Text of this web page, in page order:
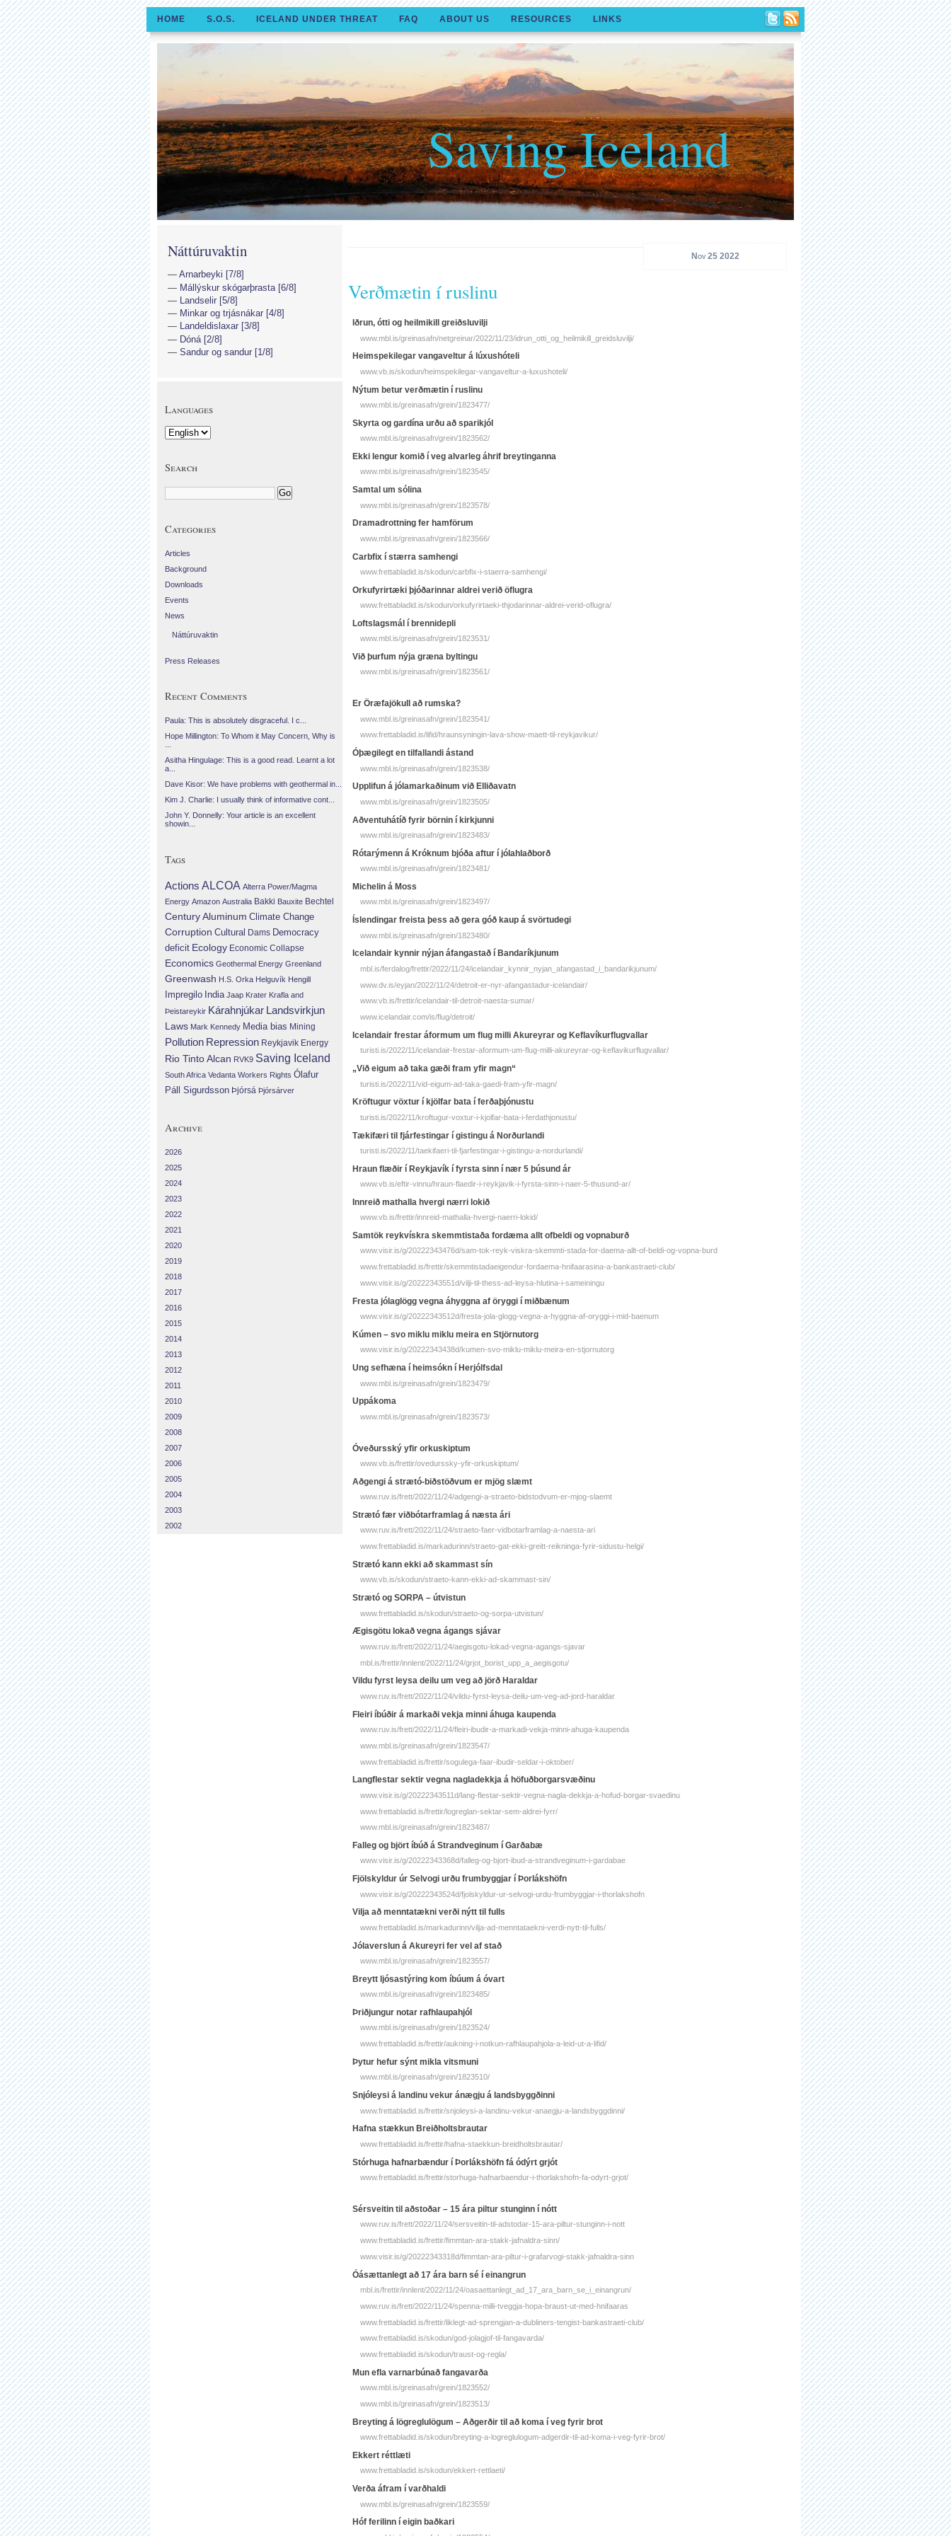
HOME S.O.S. ICELAND UNDER THREAT FAQ ABOUT US RESOURCES LINKS
Saving Iceland
Nov 25 2022
Verðmætin í ruslinu
Iðrun, ótti og heil­mik­ill greiðslu­vilji
www.mbl.is/greinasafn/netgreinar/2022/11/23/idrun_otti_og_heilmikill_greidsluvilji/
Heimspekilegar vangaveltur á lúxushóteli
www.vb.is/skodun/heimspekilegar-vangaveltur-a-luxushoteli/
Nýtum betur verðmætin í ruslinu
www.mbl.is/greinasafn/grein/1823477/
Skyrta og gardína urðu að sparikjól
www.mbl.is/greinasafn/grein/1823562/
Ekki lengur komið í veg alvarleg áhrif breytinganna
www.mbl.is/greinasafn/grein/1823545/
Samtal um sólina
www.mbl.is/greinasafn/grein/1823578/
Dramadrottning fer hamförum
www.mbl.is/greinasafn/grein/1823566/
Carbfix í stærra samhengi
www.frettabladid.is/skodun/carbfix-i-staerra-samhengi/
Orkufyrirtæki þjóðarinnar aldrei verið öflugra
www.frettabladid.is/skodun/orkufyrirtaeki-thjodarinnar-aldrei-verid-oflugra/
Loftslagsmál í brennidepli
www.mbl.is/greinasafn/grein/1823531/
Við þurfum nýja græna byltingu
www.mbl.is/greinasafn/grein/1823561/
Er Öræfajökull að rumska?
www.mbl.is/greinasafn/grein/1823541/
www.frettabladid.is/lifid/hraunsyningin-lava-show-maett-til-reykjavikur/
Óþægilegt en tilfallandi ástand
www.mbl.is/greinasafn/grein/1823538/
Upplifun á jólamarkaðinum við Elliðavatn
www.mbl.is/greinasafn/grein/1823505/
Aðventuhátíð fyrir börnin í kirkjunni
www.mbl.is/greinasafn/grein/1823483/
Rótarýmenn á Króknum bjóða aftur í jólahlaðborð
www.mbl.is/greinasafn/grein/1823481/
Michelin á Moss
www.mbl.is/greinasafn/grein/1823497/
Íslendingar freista þess að gera góð kaup á svörtudegi
www.mbl.is/greinasafn/grein/1823480/
Icelandair kynnir nýjan áfangastað í Bandaríkjunum
mbl.is/ferdalog/frettir/2022/11/24/icelandair_kynnir_nyjan_afangastad_i_bandarikjunum/
www.dv.is/eyjan/2022/11/24/detroit-er-nyr-afangastadur-icelandair/
www.vb.is/frettir/icelandair-til-detroit-naesta-sumar/
www.icelandair.com/is/flug/detroit/
Icelandair frestar áformum um flug milli Akureyrar og Keflavíkurflugvallar
turisti.is/2022/11/icelandair-frestar-aformum-um-flug-milli-akureyrar-og-keflavikurflugvallar/
„Við eigum að taka gæði fram yfir magn“
turisti.is/2022/11/vid-eigum-ad-taka-gaedi-fram-yfir-magn/
Kröftugur vöxtur í kjölfar bata í ferðaþjónustu
turisti.is/2022/11/kroftugur-voxtur-i-kjolfar-bata-i-ferdathjonustu/
Tækifæri til fjárfestingar í gistingu á Norðurlandi
turisti.is/2022/11/taekifaeri-til-fjarfestingar-i-gistingu-a-nordurlandi/
Hraun flæðir í Reykja­vík í fyrsta sinn í nær 5 þúsund ár
www.vb.is/eftir-vinnu/hraun-flaedir-i-reykjavik-i-fyrsta-sinn-i-naer-5-thusund-ar/
Innreið mathalla hvergi nærri lokið
www.vb.is/frettir/innreid-mathalla-hvergi-naerri-lokid/
Sam­tök reyk­vískra skemmti­staða for­dæma allt of­beldi og vopna­burð
www.visir.is/g/20222343476d/sam-tok-reyk-viskra-skemmti-stada-for-daema-allt-of-beldi-og-vopna-burd
www.frettabladid.is/frettir/skemmtistadaeigendur-fordaema-hnifaarasina-a-bankastraeti-club/
www.visir.is/g/20222343551d/vilji-til-thess-ad-leysa-hlutina-i-sameiningu
Fresta jóla­glögg vegna á­hyggna af öryggi í mið­bænum
www.visir.is/g/20222343512d/fresta-jola-glogg-vegna-a-hyggna-af-oryggi-i-mid-baenum
Kúmen – svo miklu miklu meira en Stjörnutorg
www.visir.is/g/20222343438d/kumen-svo-miklu-miklu-meira-en-stjornutorg
Ung sefhæna í heimsókn í Herjólfsdal
www.mbl.is/greinasafn/grein/1823479/
Uppákoma
www.mbl.is/greinasafn/grein/1823573/
Óveðursský yfir orkuskiptum
www.vb.is/frettir/ovedurssky-yfir-orkuskiptum/
Aðgengi á strætó-biðstöðvum er mjög slæmt
www.ruv.is/frett/2022/11/24/adgengi-a-straeto-bidstodvum-er-mjog-slaemt
Strætó fær viðbótarframlag á næsta ári
www.ruv.is/frett/2022/11/24/straeto-faer-vidbotarframlag-a-naesta-ari
www.frettabladid.is/markadurinn/straeto-gat-ekki-greitt-reikninga-fyrir-sidustu-helgi/
Strætó kann ekki að skammast sín
www.vb.is/skodun/straeto-kann-ekki-ad-skammast-sin/
Strætó og SORPA – útvistun
www.frettabladid.is/skodun/straeto-og-sorpa-utvistun/
Ægisgötu lokað vegna ágangs sjávar
www.ruv.is/frett/2022/11/24/aegisgotu-lokad-vegna-agangs-sjavar
mbl.is/frettir/innlent/2022/11/24/grjot_borist_upp_a_aegisgotu/
Vildu fyrst leysa deilu um veg að jörð Haraldar
www.ruv.is/frett/2022/11/24/vildu-fyrst-leysa-deilu-um-veg-ad-jord-haraldar
Fleiri íbúðir á markaði vekja minni áhuga kaupenda
www.ruv.is/frett/2022/11/24/fleiri-ibudir-a-markadi-vekja-minni-ahuga-kaupenda
www.mbl.is/greinasafn/grein/1823547/
www.frettabladid.is/frettir/sogulega-faar-ibudir-seldar-i-oktober/
Lang­flestar sektir vegna nagla­dekkja á höfuð­borgar­svæðinu
www.visir.is/g/20222343511d/lang-flestar-sektir-vegna-nagla-dekkja-a-hofud-borgar-svaedinu
www.frettabladid.is/frettir/logreglan-sektar-sem-aldrei-fyrr/
www.mbl.is/greinasafn/grein/1823487/
Falleg og björt íbúð á Strandveginum í Garðabæ
www.visir.is/g/20222343368d/falleg-og-bjort-ibud-a-strandveginum-i-gardabae
Fjölskyldur úr Selvogi urðu frumbyggjar í Þorlákshöfn
www.visir.is/g/20222343524d/fjolskyldur-ur-selvogi-urdu-frumbyggjar-i-thorlakshofn
Vilj­a að mennt­a­tækn­i verð­i nýtt til fulls
www.frettabladid.is/markadurinn/vilja-ad-menntataekni-verdi-nytt-til-fulls/
Jólaverslun á Akureyri fer vel af stað
www.mbl.is/greinasafn/grein/1823557/
Breytt ljósastýring kom íbúum á óvart
www.mbl.is/greinasafn/grein/1823485/
Þriðjungur notar rafhlaupahjól
www.mbl.is/greinasafn/grein/1823524/
www.frettabladid.is/frettir/aukning-i-notkun-rafhlaupahjola-a-leid-ut-a-lifid/
Þytur hefur sýnt mikla vitsmuni
www.mbl.is/greinasafn/grein/1823510/
Snjóleysi á landinu vekur ánægju á landsbyggðinni
www.frettabladid.is/frettir/snjoleysi-a-landinu-vekur-anaegju-a-landsbyggdinni/
Hafna stækkun Breiðholtsbrautar
www.frettabladid.is/frettir/hafna-staekkun-breidholtsbrautar/
Stór­huga hafnar­bændur í Þor­láks­höfn fá ó­dýrt grjót
www.frettabladid.is/frettir/storhuga-hafnarbaendur-i-thorlakshofn-fa-odyrt-grjot/
Sérsveitin til aðstoðar – 15 ára piltur stunginn í nótt
www.ruv.is/frett/2022/11/24/sersveitin-til-adstodar-15-ara-piltur-stunginn-i-nott
www.frettabladid.is/frettir/fimmtan-ara-stakk-jafnaldra-sinn/
www.visir.is/g/20222343318d/fimmtan-ara-piltur-i-grafarvogi-stakk-jafnaldra-sinn
Óásættanlegt að 17 ára barn sé í einangrun
mbl.is/frettir/innlent/2022/11/24/oasaettanlegt_ad_17_ara_barn_se_i_einangrun/
www.ruv.is/frett/2022/11/24/spenna-milli-tveggja-hopa-braust-ut-med-hnifaaras
www.frettabladid.is/frettir/liklegt-ad-sprengjan-a-dubliners-tengist-bankastraeti-club/
www.frettabladid.is/skodun/god-jolagjof-til-fangavarda/
www.frettabladid.is/skodun/traust-og-regla/
Mun efla varnarbúnað fangavarða
www.mbl.is/greinasafn/grein/1823552/
www.mbl.is/greinasafn/grein/1823513/
Breyting á lögreglulögum – Aðgerðir til að koma í veg fyrir brot
www.frettabladid.is/skodun/breyting-a-logreglulogum-adgerdir-til-ad-koma-i-veg-fyrir-brot/
Ekkert réttlæti
www.frettabladid.is/skodun/ekkert-rettlaeti/
Verða áfram í varðhaldi
www.mbl.is/greinasafn/grein/1823559/
Hóf ferilinn í eigin baðkari
Náttúruvaktin
Arnarbeyki [7/8]
Mállýskur skógarþrasta [6/8]
Landselir [5/8]
Minkar og trjásnákar [4/8]
Landeldislaxar [3/8]
Dóná [2/8]
Sandur og sandur [1/8]
Languages
Search
Categories
Articles
Background
Downloads
Events
News
Náttúruvaktin
Press Releases
Recent Comments
Paula: This is absolutely disgraceful. I c...
Hope Millington: To Whom it May Concern, Why is
Asitha Hingulage: This is a good read. Learnt a lot
a...
Dave Kisor: We have problems with geothermal in...
Kim J. Charlie: I usually think of informative cont...
John Y. Donnelly: Your article is an excellent
showin...
Tags
Actions ALCOA Alterra Power/Magma
Energy Amazon Australia Bakki Bauxite Bechtel
Century Aluminum Climate Change
Corruption Cultural Dams Democracy
deficit Ecology Economic Collapse
Economics Geothermal Energy Greenland
Greenwash H.S. Orka Helguvík Hengill
Impregilo India Jaap Krater Krafla and
Þeistareykir Kárahnjúkar Landsvirkjun
Laws Mark Kennedy Media bias Mining
Pollution Repression Reykjavik Energy
Rio Tinto Alcan RVK9 Saving Iceland
South Africa Vedanta Workers Rights Ólafur
Páll Sigurdsson Þjórsá Þjórsárver
Archive
2026
2025
2024
2023
2022
2021
2020
2019
2018
2017
2016
2015
2014
2013
2012
2011
2010
2009
2008
2007
2006
2005
2004
2003
2002